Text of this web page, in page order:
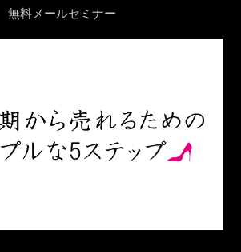
無料メールセミナー